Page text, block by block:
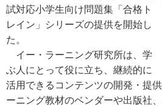
試対応小学生向け問題集「合格ト
レイン」シリーズの提供を開始し
た。
イー・ラーニング研究所は、学
ぶ人にとって役に立ち、継続的に
活用できるコンテンツの開発・提
ーニング教材のベンダーや出版社